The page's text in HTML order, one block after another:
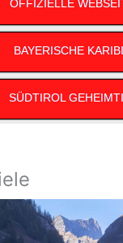
OFFIZIELLE
BAYERISCHE
SÜDTIROL